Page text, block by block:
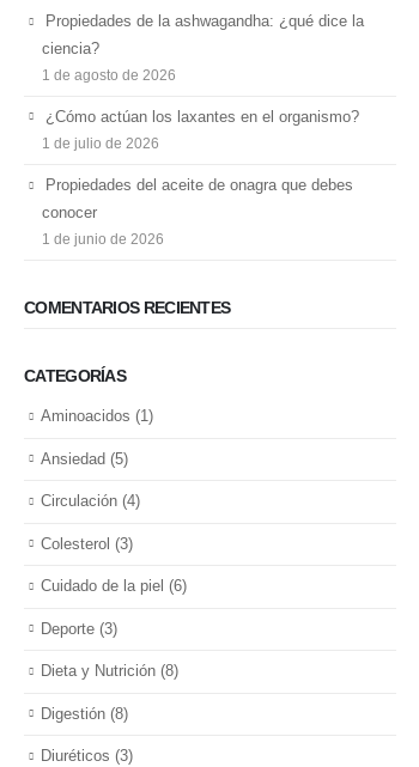
Propiedades de la ashwagandha: ¿qué dice la
ciencia?
1 de agosto de 2026
¿Cómo actúan los laxantes en el organismo?
1 de julio de 2026
Propiedades del aceite de onagra que debes
conocer
1 de junio de 2026
COMENTARIOS RECIENTES
CATEGORÍAS
Aminoacidos (1)
Ansiedad (5)
Circulación (4)
Colesterol (3)
Cuidado de la piel (6)
Deporte (3)
Dieta y Nutrición (8)
Digestión (8)
Diuréticos (3)